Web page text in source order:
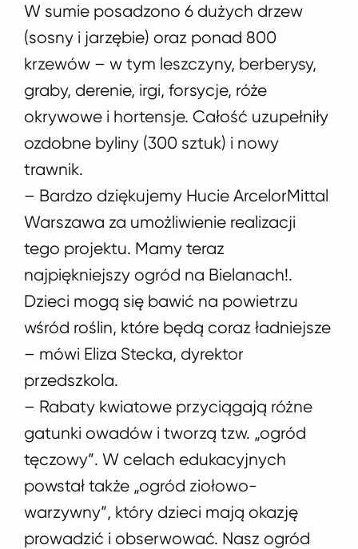
W sumie posadzono 6 dużych drzew
(sosny i jarzębie) oraz ponad 800
krzewów – w tym leszczyny, berberysy,
graby, derenie, irgi, forsycje, róże
okrywowe i hortensje. Całość uzupełniły
ozdobne byliny (300 sztuk) i nowy
trawnik.
– Bardzo dziękujemy Hucie ArcelorMittal
Warszawa za umożliwienie realizacji
tego projektu. Mamy teraz
najpiękniejszy ogród na Bielanach!.
Dzieci mogą się bawić na powietrzu
wśród roślin, które będą coraz ładniejsze
– mówi Eliza Stecka, dyrektor
przedszkola.
– Rabaty kwiatowe przyciągają różne
gatunki owadów i tworzą tzw. „ogród
tęczowy”. W celach edukacyjnych
powstał także „ogród ziołowo-
warzywny”, który dzieci mają okazję
prowadzić i obserwować. Nasz ogród